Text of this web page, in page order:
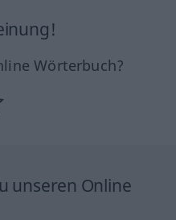
Wörterbuch?
unseren Online